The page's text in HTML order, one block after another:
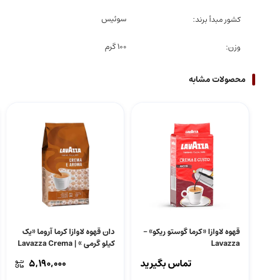
کشور مبدأ برند سوئیس
وزن 100 گرم
محصولات مشابه
قهوه لاوازا «کرما گوستو ریکو» –
Lavazza
تماس بگیرید
دان قهوه لاوازا کرما آروما «یک
کیلو گرمی » | Lavazza Crema
5,190,000